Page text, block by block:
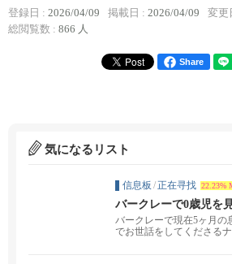
登録日 : 2026/04/09 掲載日 : 2026/04/09 変更
総閲覧数 : 866 人
Share
気になるリスト
信息板 /正在寻找 22.23%
バークレーで0歳児を
ーさんを探しています
バークレーで現在5ヶ月の
でお世話をしてくださる